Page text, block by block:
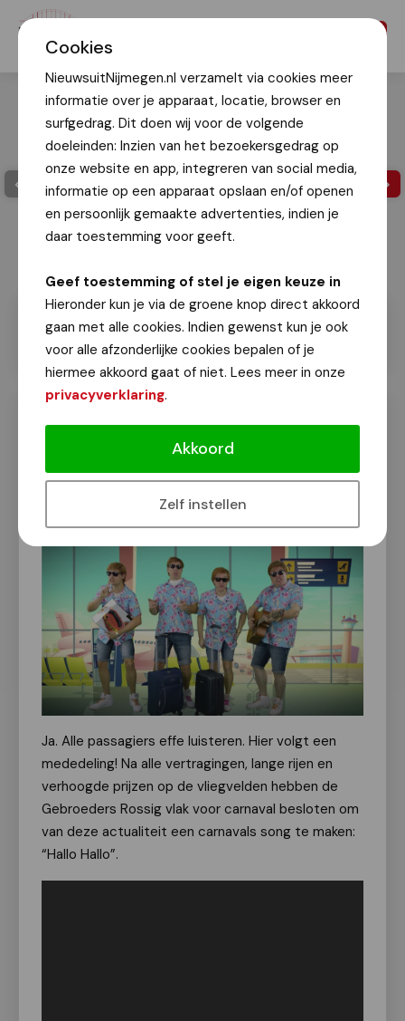
Cookies
NieuwsuitNijmegen.nl verzamelt via cookies meer
informatie over je apparaat, locatie, browser en
surfgedrag. Dit doen wij voor de volgende
doeleinden: Inzien van het bezoekersgedrag op
onze website en app, integreren van social media,
informatie op een apparaat opslaan en/of openen
en persoonlijk gemaakte advertenties, indien je
daar toestemming voor geeft.
Geef toestemming of stel je eigen keuze in
Hieronder kun je via de groene knop direct akkoord
gaan met alle cookies. Indien gewenst kun je ook
voor alle afzonderlijke cookies bepalen of je
hiermee akkoord gaat of niet. Lees meer in onze
privacyverklaring.
Akkoord
Zelf instellen
[Video] Nieuw carnavalslied
Gebroeders Rossig: “Hallo Hallo”
Van onze redactie
Ja. Alle passagiers effe luisteren. Hier volgt een
mededeling! Na alle vertragingen, lange rijen en
verhoogde prijzen op de vliegvelden hebben de
Gebroeders Rossig vlak voor carnaval besloten om
van deze actualiteit een carnavals song te maken:
“Hallo Hallo”.